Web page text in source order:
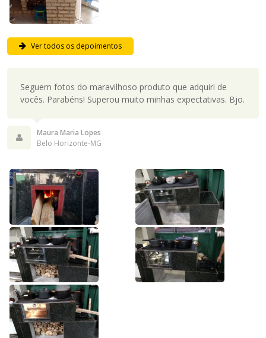
Ver todos os depoimentos
Seguem fotos do maravilhoso produto que adquiri de
vocês. Parabéns! Superou muito minhas expectativas. Bjo.
Maura Maria Lopes
Belo Horizonte-MG